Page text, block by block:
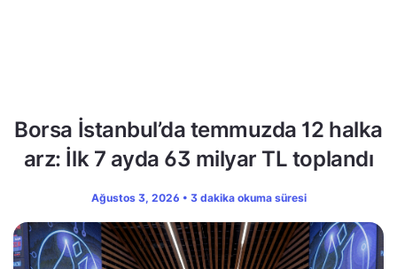
Borsa İstanbul’da temmuzda 12 halka
arz: İlk 7 ayda 63 milyar TL toplandı
Ağustos 3, 2026 • 3 dakika okuma süresi